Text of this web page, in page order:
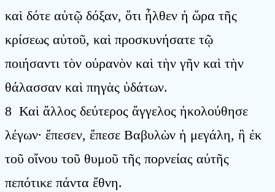
καὶ δότε αὐτῷ δόξαν, ὅτι ἦλθεν ἡ ὥρα τῆς
κρίσεως αὐτοῦ, καὶ προσκυνήσατε τῷ
ποιήσαντι τὸν οὐρανὸν καὶ τὴν γῆν καὶ τὴν
θάλασσαν καὶ πηγὰς ὑδάτων.
8 Καὶ ἄλλος δεύτερος ἄγγελος ἠκολούθησε
λέγων· ἔπεσεν, ἔπεσε Βαβυλὼν ἡ μεγάλη, ἣ ἐκ
τοῦ οἴνου τοῦ θυμοῦ τῆς πορνείας αὐτῆς
πεπότικε πάντα ἔθνη.